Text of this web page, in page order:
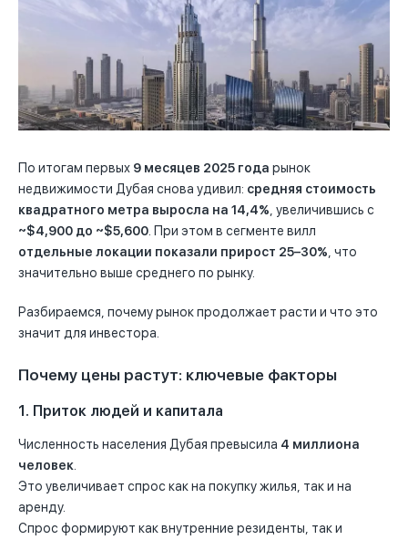
По итогам первых 9 месяцев 2025 года рынок
недвижимости Дубая снова удивил: средняя стоимость
квадратного метра выросла на 14,4% , увеличившись с
~$4,900 до ~$5,600 . При этом в сегменте вилл
отдельные локации показали прирост 25–30% , что
значительно выше среднего по рынку.
Разбираемся, почему рынок продолжает расти и что это
значит для инвестора.
Почему цены растут: ключевые факторы
1. Приток людей и капитала
Численность населения Дубая превысила 4 миллиона
человек
Это увеличивает спрос как на покупку жилья, так и на
аренду.
Спрос формируют как внутренние резиденты, так и